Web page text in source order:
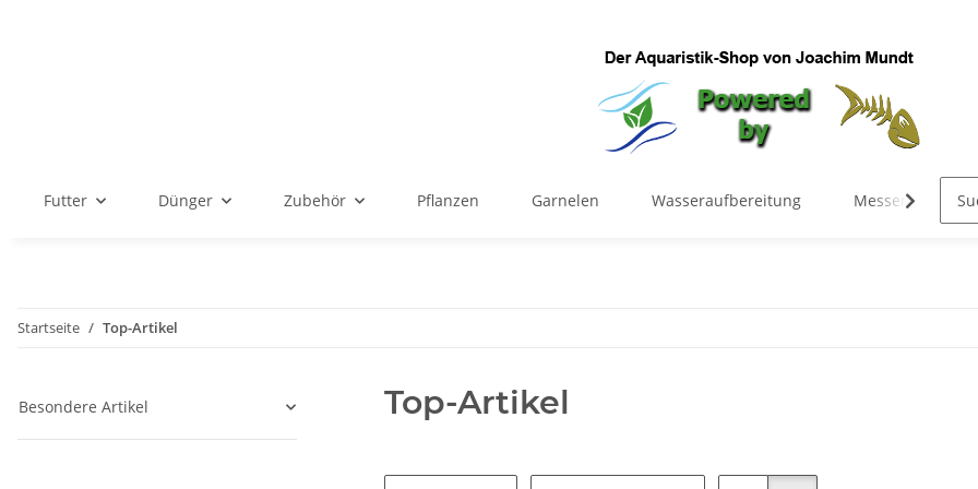
Futter Dünger Zubehör Pflanzen Garnelen Wasseraufbereitung Messen &
Startseite Top-Artikel
Top-Artikel
Besondere Artikel